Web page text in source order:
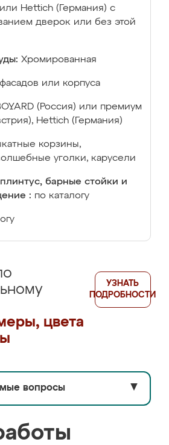
Hettich (Германия) с
дверок или без этой
Хромированная
или корпуса
(Россия) или премиум
Hettich (Германия)
корзины,
уголки, карусели
барные стойки и
: по каталогу
цвета
УЗНАТЬ
ПОДРОБНОСТИ
вопросы ▼